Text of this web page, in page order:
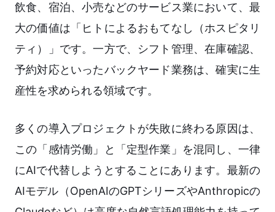
飲食、宿泊、小売などのサービス業において、最
大の価値は「ヒトによるおもてなし（ホスピタリ
ティ）」です。一方で、シフト管理、在庫確認、
予約対応といったバックヤード業務は、確実に生
産性を求められる領域です。
多くの導入プロジェクトが失敗に終わる原因は、
この「感情労働」と「定型作業」を混同し、一律
にAIで代替しようとすることにあります。最新の
AIモデル（OpenAIのGPTシリーズやAnthropicの